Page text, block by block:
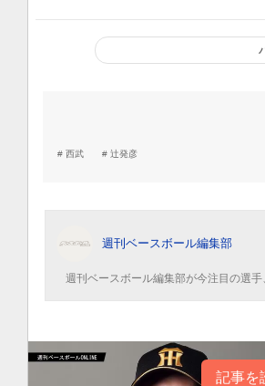
西武 辻発彦
週刊ベースボール編集部
週刊ベースボール編集部が今注目の選
記事を